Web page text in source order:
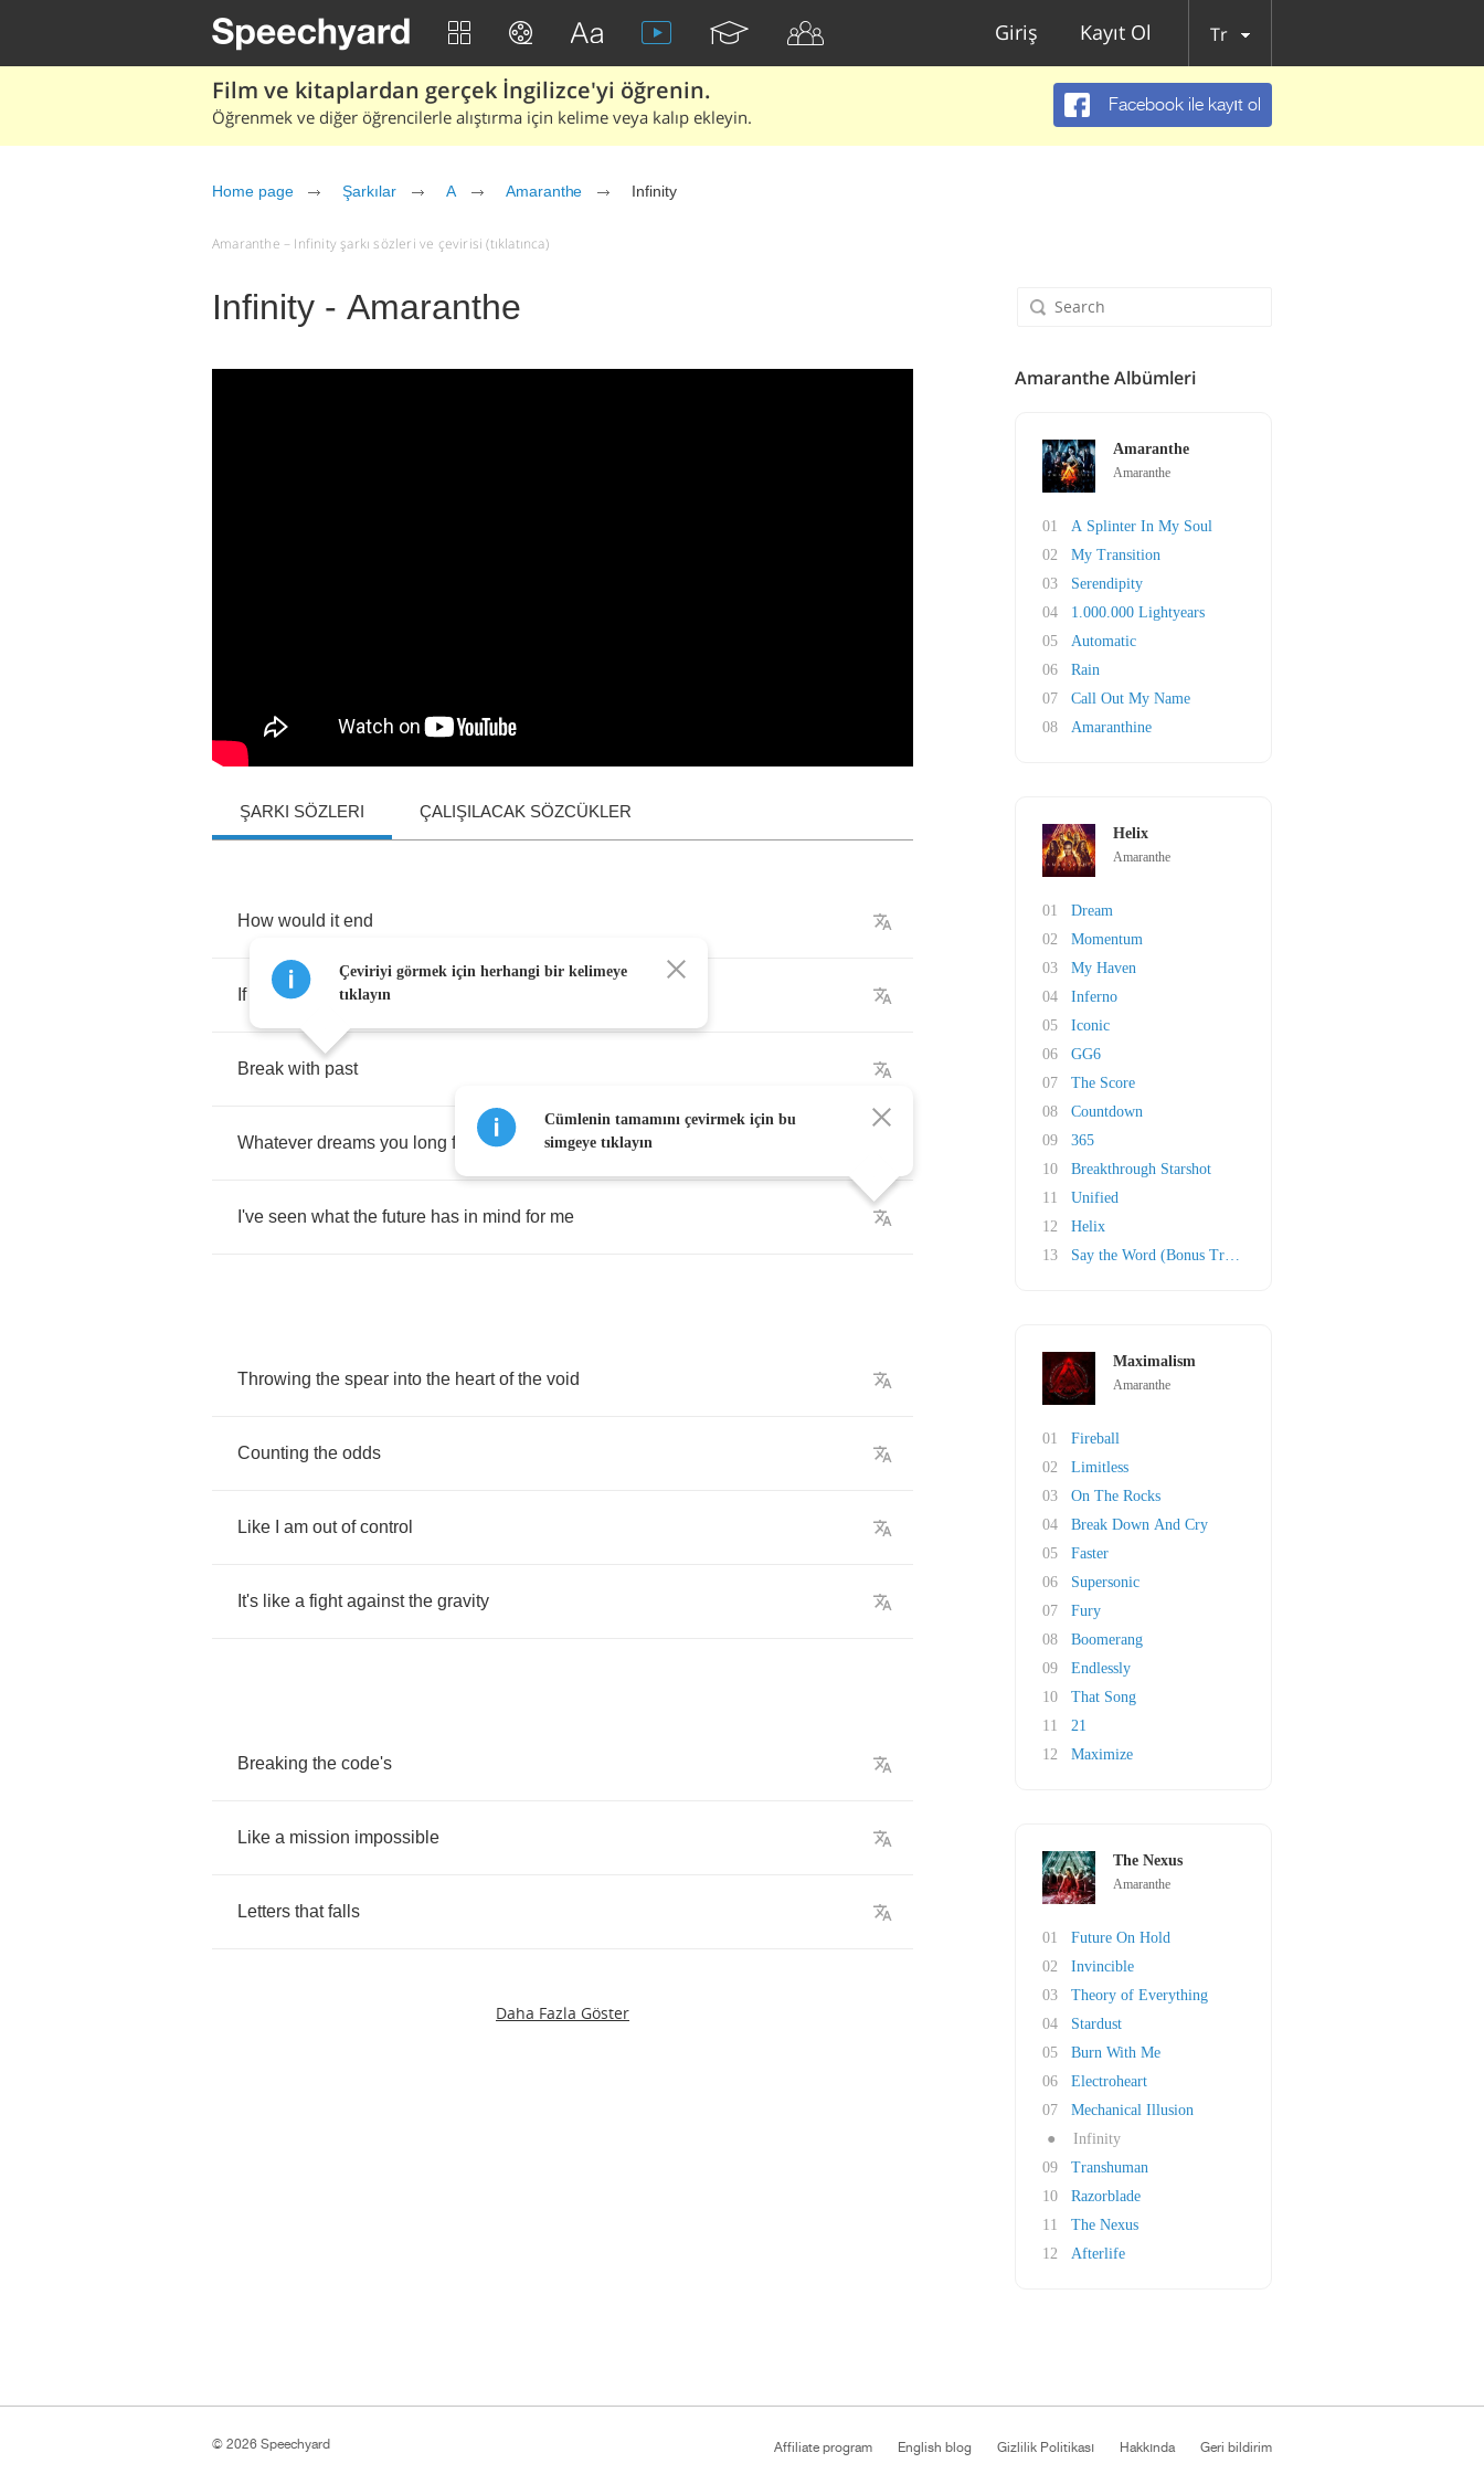
Giriş Kayıt Ol Tr
Film ve kitaplardan gerçek İngilizce'yi öğrenin.
Öğrenmek ve diğer öğrencilerle alıştırma için kelime veya kalıp ekleyin.
Facebook ile kayıt ol
Home page Şarkılar A Amaranthe Infinity
Amaranthe – Infinity şarkı sözleri ve çevirisi (tıklatınca)
Infinity - Amaranthe
ŞARKI SÖZLERI ÇALIŞILACAK SÖZCÜKLER
How would it end
If the truth was re-writable
Break with past
Whatever dreams you long for
I've seen what the future has in mind for me
Throwing the spear into the heart of the void
Counting the odds
Like am out of control
It's like a fight against the gravity
Breaking the code's
Like a mission impossible
Letters that falls
Daha Fazla Göster
Çeviriyi görmek için herhangi bir kelimeye
tıklayın
Cümlenin tamamını çevirmek için bu
simgeye tıklayın
Amaranthe Albümleri
Amaranthe
Amaranthe
01
A Splinter In My Soul
02
My Transition
03
Serendipity
04
1.000.000 Lightyears
05
Automatic
06
Rain
07
Call Out My Name
08
Amaranthine
Helix
Amaranthe
01
Dream
02
Momentum
03
My Haven
04
Inferno
05
Iconic
06
GG6
07
The Score
08
Countdown
09
365
10
Breakthrough Starshot
11
Unified
12
Helix
13
Say the Word (Bonus Track)
Maximalism
Amaranthe
01
Fireball
02
Limitless
03
On The Rocks
04
Break Down And Cry
05
Faster
06
Supersonic
07
Fury
08
Boomerang
09
Endlessly
10
That Song
11
21
12
Maximize
The Nexus
Amaranthe
01
Future On Hold
02
Invincible
03
Theory of Everything
04
Stardust
05
Burn With Me
06
Electroheart
07
Mechanical Illusion
●
Infinity
09
Transhuman
10
Razorblade
11
The Nexus
12
Afterlife
Affiliate program English blog Gizlilik Politikası Hakkında Geri bildirim
© 2026 Speechyard